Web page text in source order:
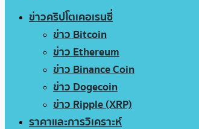
ข่าวคริปโตเคอเรนซี่
ข่าว Bitcoin
ข่าว Ethereum
ข่าว Binance Coin
ข่าว Dogecoin
ข่าว Ripple (XRP)
ราคาและการวิเคราะห์